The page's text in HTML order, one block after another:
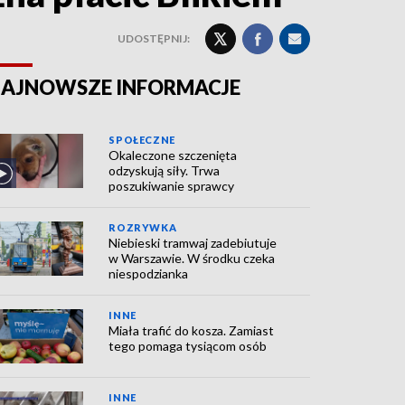
UDOSTĘPNIJ:
INFORMACJE
SPOŁECZNE
Okaleczone szczenięta
odzyskują siły. Trwa
poszukiwanie sprawcy
ROZRYWKA
Niebieski tramwaj zadebiutuje
w Warszawie. W środku czeka
niespodzianka
INNE
Miała trafić do kosza. Zamiast
tego pomaga tysiącom osób
INNE